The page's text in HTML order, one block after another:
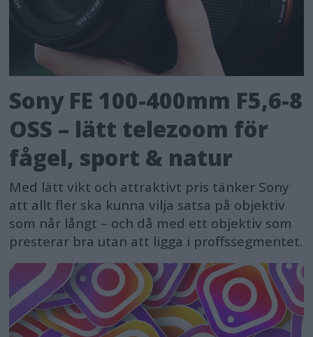
Sony FE 100-400mm F5,6-8
OSS – lätt telezoom för
fågel, sport & natur
Med lätt vikt och attraktivt pris tänker Sony
att allt fler ska kunna vilja satsa på objektiv
som når långt – och då med ett objektiv som
presterar bra utan att ligga i proffssegmentet.